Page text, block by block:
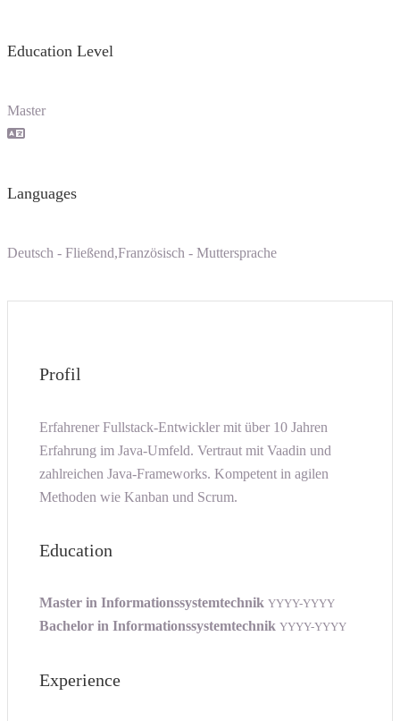
Education Level
Master
Languages
Deutsch - Fließend,Französisch - Muttersprache
Profil
Erfahrener Fullstack-Entwickler mit über 10 Jahren
Erfahrung im Java-Umfeld. Vertraut mit Vaadin und
zahlreichen Java-Frameworks. Kompetent in agilen
Methoden wie Kanban und Scrum.
Education
Master in Informationssystemtechnik YYYY-YYYY
Bachelor in Informationssystemtechnik YYYY-YYYY
Experience